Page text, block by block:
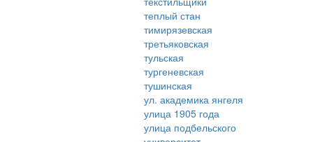
теплый стан
тимирязевская
третьяковская
тульская
тургеневская
тушинская
ул. академика янгеля
улица 1905 года
улица подбельского